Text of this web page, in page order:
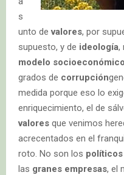
s
unto devalores, por
supuesto, y de ideología,
modelo socioeconómico
grados de corrupción
medida porque eso lo
enriquecimiento, el de
valores que venimos
acrecentados en el
roto. No son los políticos
las granes empresas, el